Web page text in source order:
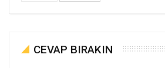
CEVAP BIRAKIN